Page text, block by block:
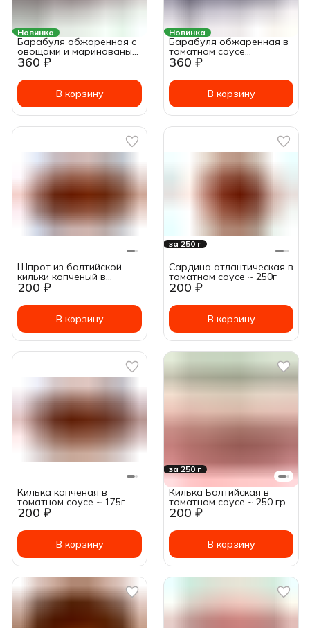
Новинка
360 ₽
Барабуля обжаренная с
овощами и маринованым
огурцом в томатном
соусе (султанка
черноморская) ~ 240г
В корзину
Новинка
360 ₽
Барабуля обжаренная в
томатном соусе
(султанка черноморская)
~ 240г
В корзину
200 ₽
Шпрот из балтийской
кильки копченый в
томатном соусе ~ 175 гр.
В корзину
за 250 г
200 ₽
Сардина атлантическая в
томатном соусе ~ 250г
В корзину
200 ₽
Килька копченая в
томатном соусе ~ 175г
В корзину
за 250 г
200 ₽
Килька Балтийская в
томатном соусе ~ 250 гр.
В корзину